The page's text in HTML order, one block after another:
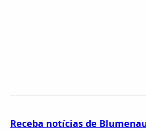
Receba notícias de